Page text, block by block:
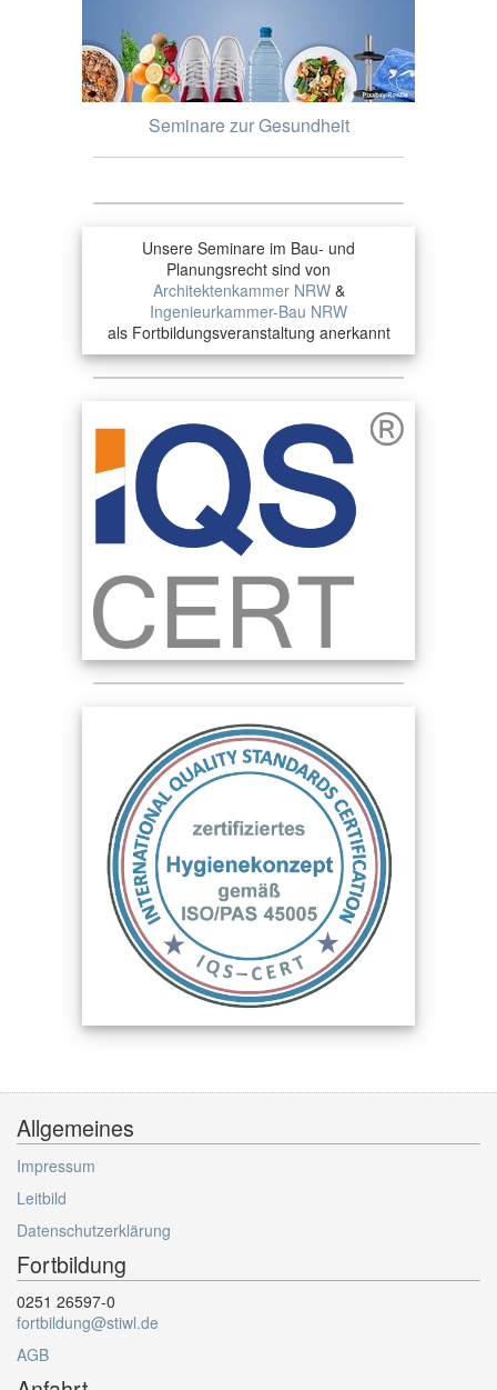
Seminare zur Gesundheit
Unsere Seminare im Bau- und
Planungsrecht sind von
Architektenkammer NRW&
Ingenieurkammer-Bau NRW
als Fortbildungsveranstaltung anerkannt
Allgemeines
Impressum
Leitbild
Datenschutzerklärung
Fortbildung
0251 26597-0
fortbildung@stiwl.de
AGB